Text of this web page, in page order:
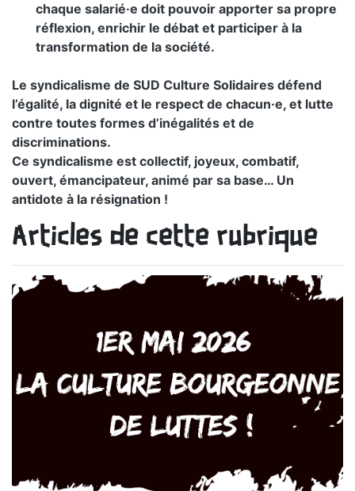
chaque salarié·e doit pouvoir apporter sa propre
réflexion, enrichir le débat et participer à la
transformation de la société.
Le syndicalisme de SUD Culture Solidaires défend
l’égalité, la dignité et le respect de chacun·e, et lutte
contre toutes formes d’inégalités et de
discriminations.
Ce syndicalisme est collectif, joyeux, combatif,
ouvert, émancipateur, animé par sa base… Un
antidote à la résignation !
Articles de cette rubrique